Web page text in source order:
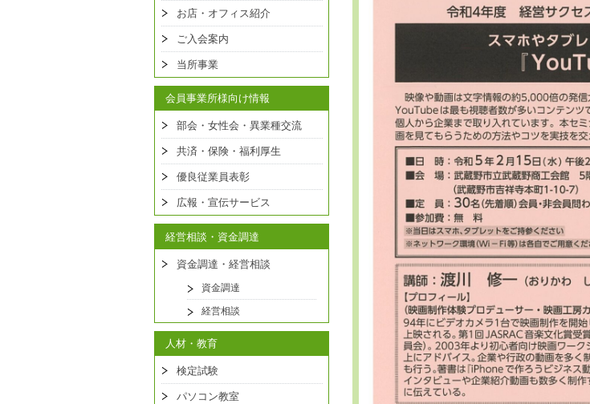
お店・オフィス紹介
ご入会案内
当所事業
会員事業所様向け情報
部会・女性会・異業種交流
共済・保険・福利厚生
優良従業員表彰
広報・宣伝サービス
経営相談・資金調達
資金調達・経営相談
資金調達
経営相談
人材・教育
検定試験
パソコン教室